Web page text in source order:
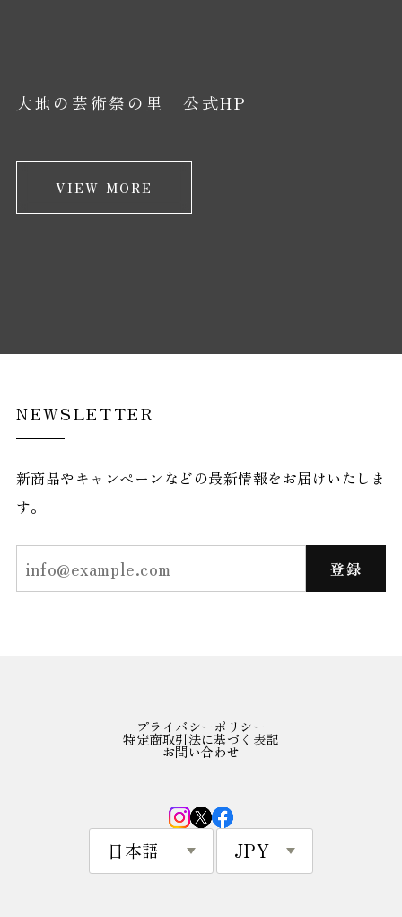
大地の芸術祭の里 公式HP
VIEW MORE
NEWSLETTER
新商品やキャンペーンなどの最新情報をお届けいたしま
す。
登録
プライバシーポリシー
特定商取引法に基づく表記
お問い合わせ